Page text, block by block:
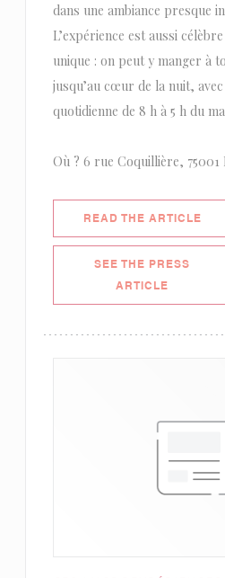
dans une ambiance presque
L’expérience est aussi
unique : on peut y manger à
jusqu’au cœur de la nuit,
quotidienne de 8 h à 5 h du
Où ? 6 rue Coquillière, 75001
READ THE ARTICLE
SEE THE PRESS
ARTICLE